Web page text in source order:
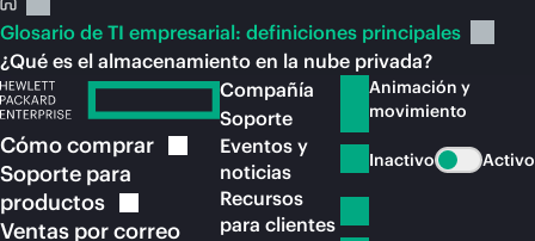
Glosario de TI empresarial: definiciones principales
¿Qué es el almacenamiento en la nube privada?
Cómocomprar
Soporte para
productos
Ventas por correo
Compañía
Soporte
Eventos y
noticias
Recursos
para clientes
Animación y
movimiento
Inactivo Activo